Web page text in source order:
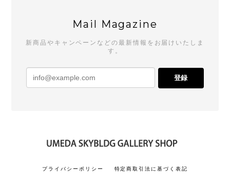
Mail Magazine
新商品やキャンペーンなどの最新情報をお届けいたしま
す。
登録
プライバシーポリシー 特定商取引法に基づく表記